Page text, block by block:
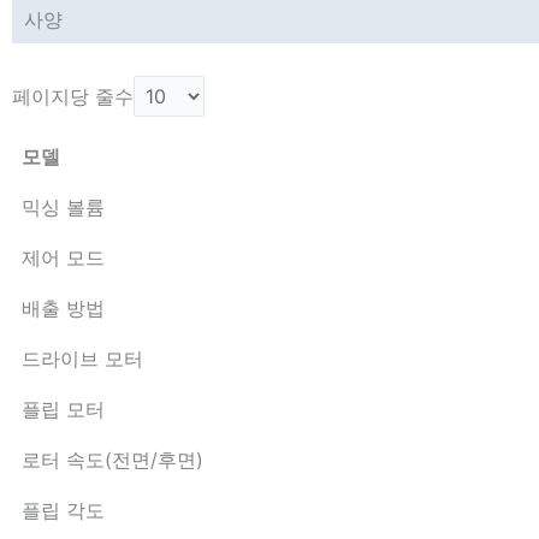
사양
페이지당 줄수
모델
믹싱 볼륨
제어 모드
배출 방법
드라이브 모터
플립 모터
로터 속도(전면/후면)
플립 각도